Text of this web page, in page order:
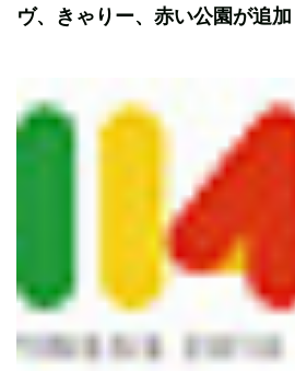
ヴ、きゃりー、赤い公園が追加